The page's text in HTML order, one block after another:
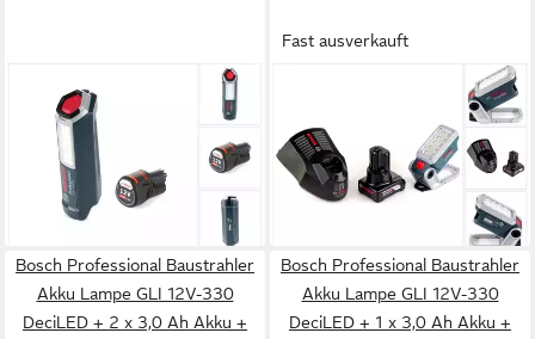
BOSCH PROFESSIONAL
Baustrahler GLI 12V-300
Akku Lampe + 1x GBA 12 V
3,0 Ah Akku - ohne Ladegerät
84,88 €
lieferbar - in 2-3 Werktagen bei dir
Fast ausverkauft
Baustrahler Akku Lampe GLI
12V-330 DeciLED + 1x 6,0 Ah
Akku + Ladegerät
187,96 €
lieferbar - in 2-3 Werktagen bei dir
Bosch Professional Baustrahler
Akku Lampe GLI 12V-330
DeciLED + 2 x 3,0 Ah Akku +
Bosch Professional Baustrahler
Akku Lampe GLI 12V-330
DeciLED + 1 x 3,0 Ah Akku +